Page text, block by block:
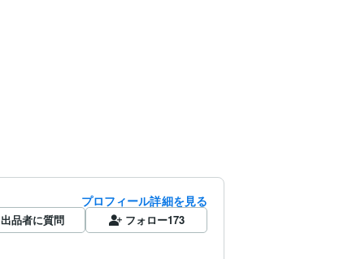
プロフィール詳細を見る
出品者に質問 フォロー173